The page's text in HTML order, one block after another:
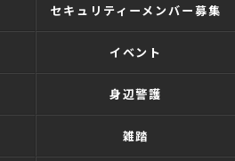
セキュリティーメンバー募集
イベント
身辺警護
雑踏